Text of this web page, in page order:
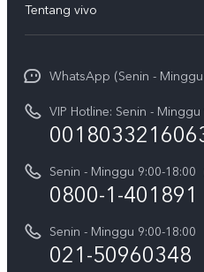
T5 Pro
V70 FE
Y05
X300 Pro
Gerai Terdekat
Service Center
Funtouch OS
Pembaruan Sistem
Harga Spare Part
Otentikasi IMEI
Kebijakan Garansi vivo
Tentang vivo
Sejarah
Berita
Pemberitahuan Hukum
Tentang Kami
WhatsApp (Senin -
VIP Hotline: Senin - Minggu
Senin - Minggu 9:00-18:00
0800-1-401891
Senin - Minggu 9:00-18:00
021-50960348